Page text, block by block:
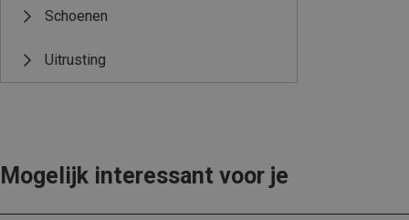
Schoenen
Uitrusting
Mogelijk interessant voor je